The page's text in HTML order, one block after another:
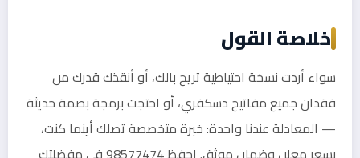
خلاصة القول
سواء أردت نسخة احتياطية تريح بالك، أو أنقذك قدرك من
فقدان جميع مفاتيح دسكفري، أو احتجت برمجة بصمة حديثة
— المعادلة عندنا واحدة: خبرة متخصصة تصلك أينما كنت،